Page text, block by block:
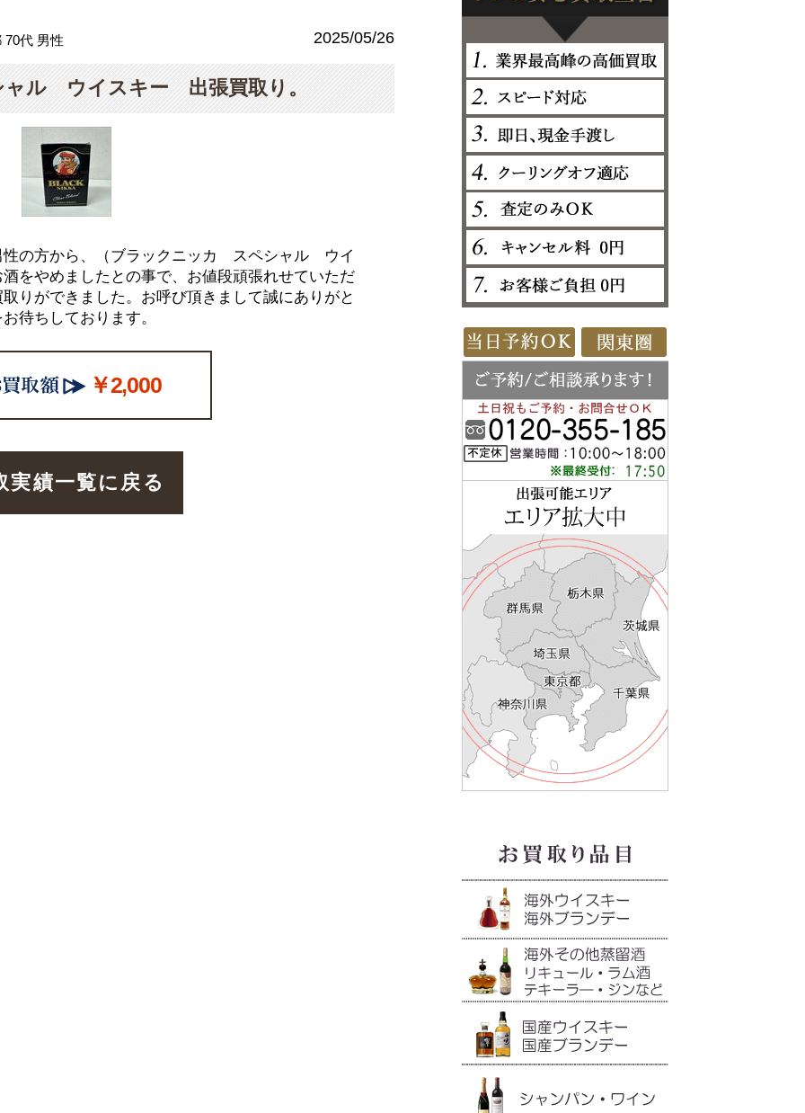
70代 男性 2025/05/26
ル ウイスキー 出張買取り。
性の方から、（ブラックニッカ スペシャル ウイ
をやめましたとの事で、お値段頑張れせていただ
りができました。お呼び頂きまして誠にありがと
待ちしております。
￥2,000
実績一覧に戻る